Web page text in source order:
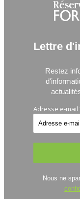
Lettre
Restez
Adresse e-mail
Nous ne